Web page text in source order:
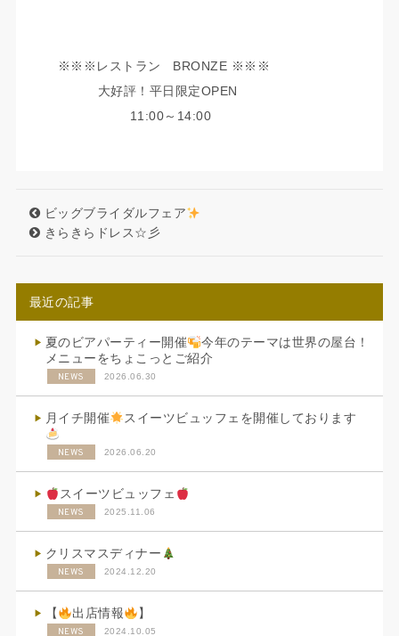
※※※レストラン BRONZE ※※※
大好評！平日限定OPEN
11:00～14:00
ビッグブライダルフェア
きらきらドレス☆彡
最近の記事
夏のビアパーティー開催
今年のテーマは世界の屋台！
メニューをちょこっとご紹介
NEWS 2026.06.30
月イチ開催 スイーツビュッフェを開催しております
NEWS 2026.06.20
スイーツビュッフェ
NEWS 2025.11.06
クリスマスディナー
NEWS 2024.12.20
【 出店情報 】
NEWS 2024.10.05